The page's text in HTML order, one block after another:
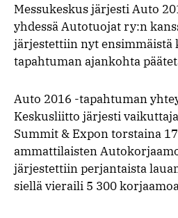
Messukeskus järjesti Auto
yhdessä Autotuojat ry:n
järjestettiin nyt ensimmäistä
tapahtuman ajankohta
Auto 2016 -tapahtuman
Keskusliitto järjesti
Summit & Expon torstaina
ammattilaisten
järjestettiin perjantaista
siellä vieraili 5 300